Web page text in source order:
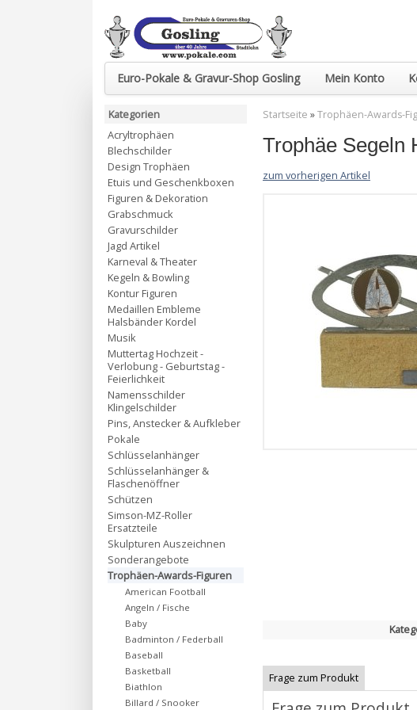
Euro-Pokale & Gravur-Shop Gosling Mein Konto
Startseite »Trophäen-Awards-
Trophäe Segeln
zum vorherigen Artikel
Frage zum Produkt
Kategorien
Acryltrophäen
Blechschilder
Design Trophäen
Etuis und Geschenkboxen
Figuren & Dekoration
Grabschmuck
Gravurschilder
Jagd Artikel
Karneval & Theater
Kegeln & Bowling
Kontur Figuren
Medaillen Embleme
Halsbänder Kordel
Musik
Muttertag Hochzeit -
Verlobung - Geburtstag -
Feierlichkeit
Namensschilder
Klingelschilder
Pins, Anstecker & Aufkleber
Pokale
Schlüsselanhänger
Schlüsselanhänger &
Flaschenöffner
Schützen
Simson-MZ-Roller
Ersatzteile
Skulpturen Auszeichnen
Sonderangebote
Trophäen-Awards-Figuren
American Football
Angeln / Fische
Baby
Badminton / Federball
Baseball
Basketball
Biathlon
Billard / Snooker